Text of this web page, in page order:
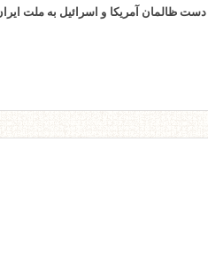
ظالمان آمریکا و اسرائیل به ملت